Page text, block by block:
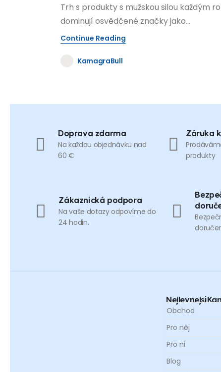
Trh s produkty s mužskou silou každým
dominují osvědčené značky jako...
Continue Reading
KamagraBull
Doprava zdarma
Na každou objednávku nad
60 €
Záruka
produkty
Zákaznická podpora
Na vaše dotazy odpovíme do
24 hodin.
Obchod
Pro něj
Pro ni
Blog